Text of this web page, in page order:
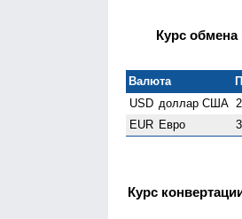
Курс
Валюта
USD доллар США
EUR Евро
Курс